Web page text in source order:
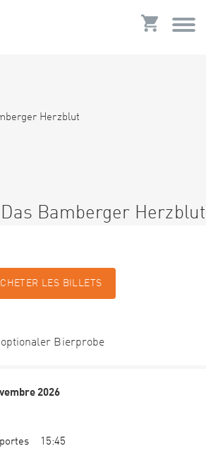
Bamberger Herzblut
LES BILLETS
Bierprobe
2026
15:45